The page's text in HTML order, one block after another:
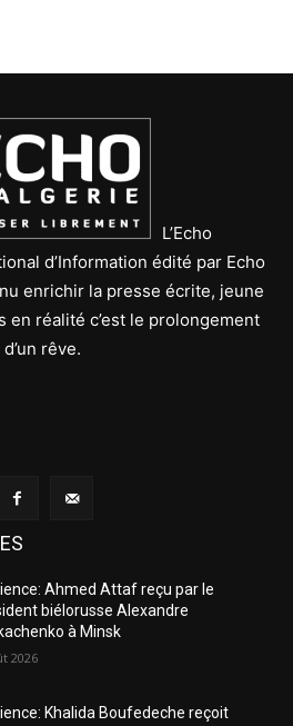
L’Echo
d’Information édité par Echo
enrichir la presse écrite, jeune
en réalité c’est le prolongement
rêve.
Ahmed Attaf reçu par le
biélorusse Alexandre
à Minsk
2026
Khalida Boufedeche reçoit